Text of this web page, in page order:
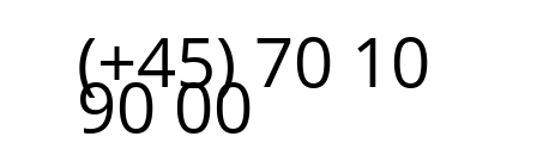
(+45) 70 10
90 00